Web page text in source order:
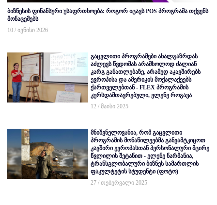
ბიზნესის ფინანსური უსაფრთხოება: როგორ იცავს POS პროგრამა თქვენს
მონაცემებს
10 / ივნისი 2026
გაცვლითი პროგრამები ახალგაზრდას
აძლევს წვდომას არამხოლოდ ძალიან
კარგ განათლებაზე, არამედ აკავშირებს
ევროპისა და ამერიკის მოქალაქეებს
ქართველებთან - FLEX პროგრამის
კურსდამთავრებული, ელენე როგავა
12 / მაისი 2025
მნიშვნელოვანია, რომ გაცვლითი
პროგრამის მონაწილეებმა განვამტკიცოთ
კავშირი ევროპასთან პერსონალური მცირე
წვლილის შეტანით - ელენე ნარმანია,
ტრანსგლობალური ბიზნეს სამართლის
ფაკულტეტის სტუდენტი (ფოტო)
27 / თებერვალი 2025